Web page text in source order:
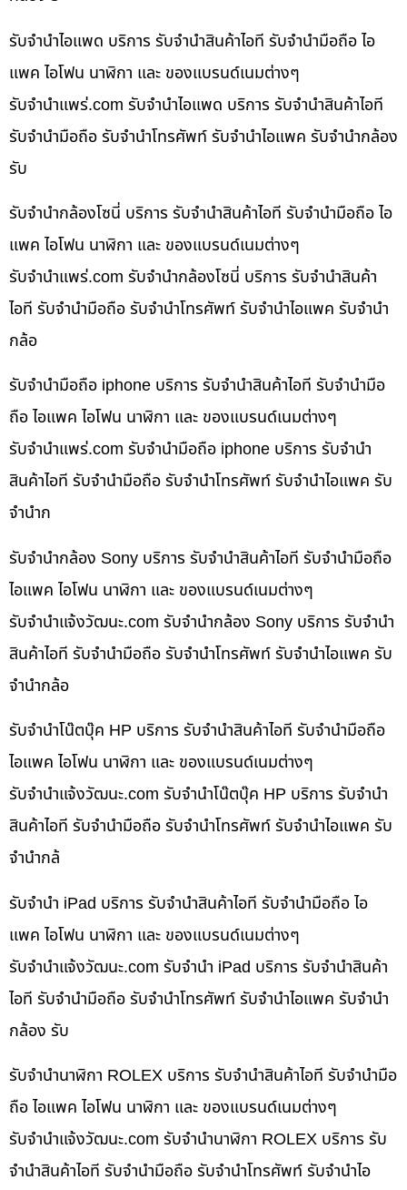
รับจำนำไอแพด บริการ รับจำนำสินค้าไอที รับจำนำมือถือ ไอ
แพค ไอโฟน นาฬิกา และ ของแบรนด์เนมต่างๆ
รับจํานําแพร่.com รับจำนำไอแพด บริการ รับจำนำสินค้าไอที
รับจำนำมือถือ รับจำนำโทรศัพท์ รับจำนำไอแพค รับจำนำกล้อง
รับ
รับจำนำกล้องโซนี่ บริการ รับจำนำสินค้าไอที รับจำนำมือถือ ไอ
แพค ไอโฟน นาฬิกา และ ของแบรนด์เนมต่างๆ
รับจํานําแพร่.com รับจำนำกล้องโซนี่ บริการ รับจำนำสินค้า
ไอที รับจำนำมือถือ รับจำนำโทรศัพท์ รับจำนำไอแพค รับจำนำ
กล้อ
รับจำนำมือถือ iphone บริการ รับจำนำสินค้าไอที รับจำนำมือ
ถือ ไอแพค ไอโฟน นาฬิกา และ ของแบรนด์เนมต่างๆ
รับจํานําแพร่.com รับจำนำมือถือ iphone บริการ รับจำนำ
สินค้าไอที รับจำนำมือถือ รับจำนำโทรศัพท์ รับจำนำไอแพค รับ
จำนำก
รับจำนำกล้อง Sony บริการ รับจำนำสินค้าไอที รับจำนำมือถือ
ไอแพค ไอโฟน นาฬิกา และ ของแบรนด์เนมต่างๆ
รับจํานําแจ้งวัฒนะ.com รับจำนำกล้อง Sony บริการ รับจำนำ
สินค้าไอที รับจำนำมือถือ รับจำนำโทรศัพท์ รับจำนำไอแพค รับ
จำนำกล้อ
รับจำนำโน๊ตบุ๊ค HP บริการ รับจำนำสินค้าไอที รับจำนำมือถือ
ไอแพค ไอโฟน นาฬิกา และ ของแบรนด์เนมต่างๆ
รับจํานําแจ้งวัฒนะ.com รับจำนำโน๊ตบุ๊ค HP บริการ รับจำนำ
สินค้าไอที รับจำนำมือถือ รับจำนำโทรศัพท์ รับจำนำไอแพค รับ
จำนำกล้
รับจำนำ iPad บริการ รับจำนำสินค้าไอที รับจำนำมือถือ ไอ
แพค ไอโฟน นาฬิกา และ ของแบรนด์เนมต่างๆ
รับจํานําแจ้งวัฒนะ.com รับจำนำ iPad บริการ รับจำนำสินค้า
ไอที รับจำนำมือถือ รับจำนำโทรศัพท์ รับจำนำไอแพค รับจำนำ
กล้อง รับ
รับจำนำนาฬิกา ROLEX บริการ รับจำนำสินค้าไอที รับจำนำมือ
ถือ ไอแพค ไอโฟน นาฬิกา และ ของแบรนด์เนมต่างๆ
รับจํานําแจ้งวัฒนะ.com รับจำนำนาฬิกา ROLEX บริการ รับ
จำนำสินค้าไอที รับจำนำมือถือ รับจำนำโทรศัพท์ รับจำนำไอ